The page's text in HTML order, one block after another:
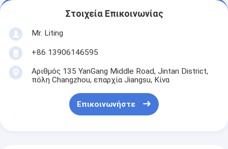
Στοιχεία Επικοινωνίας
Mr. Liting
+86 13906146595
Αριθμός 135 YanGang Middle Road, Jintan District,
πόλη Changzhou, επαρχία Jiangsu, Κίνα
Επικοινωνήστε